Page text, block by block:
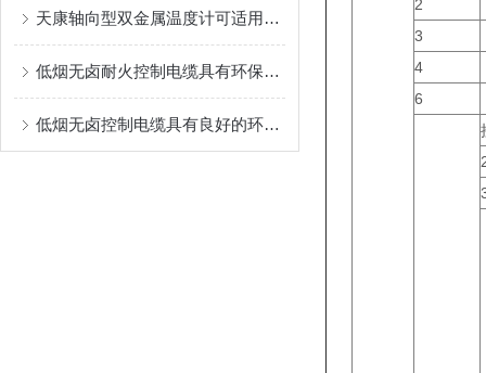
天康轴向型双金属温度计可适用于较为恶劣的环境条件中
低烟无卤耐火控制电缆具有环保、安全和耐火性的优势
低烟无卤控制电缆具有良好的环保性能
2
3
4
6